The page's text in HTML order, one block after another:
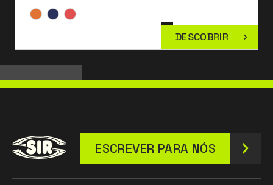
DESCOBRIR
ESCREVER PARA NÓS